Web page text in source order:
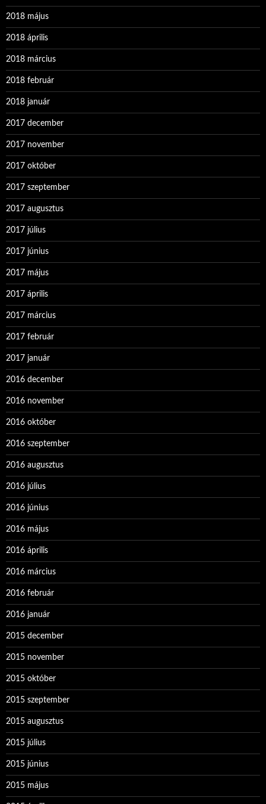
2018 május
2018 április
2018 március
2018 február
2018 január
2017 december
2017 november
2017 október
2017 szeptember
2017 augusztus
2017 július
2017 június
2017 május
2017 április
2017 március
2017 február
2017 január
2016 december
2016 november
2016 október
2016 szeptember
2016 augusztus
2016 július
2016 június
2016 május
2016 április
2016 március
2016 február
2016 január
2015 december
2015 november
2015 október
2015 szeptember
2015 augusztus
2015 július
2015 június
2015 május